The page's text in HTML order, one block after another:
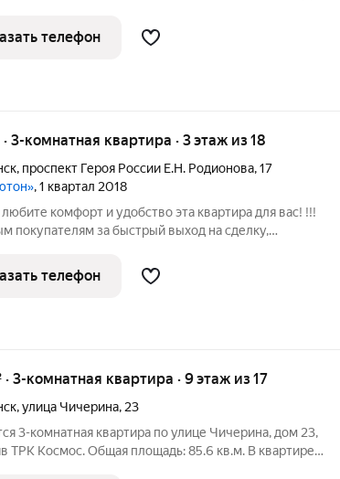
в центре северо-запада. 10 минут до центра. Вас
телефон
· 3-комнатная квартира · 3 этаж из 18
, проспект Героя России Е.Н. Родионова,17
, 1 квартал 2018
комфорт и удобство эта квартира для вас! !!!
покупателям за быстрый выход на сделку,
комфортной планировки (площадь квартиры 67,8 кв.м.):
телефон
· 3-комнатная квартира · 9 этаж из 17
,улица Чичерина, 23
3-комнатная квартира по улице Чичерина, дом 23,
ТРК Космос. Общая площадь: 85.6 кв.м. В квартире